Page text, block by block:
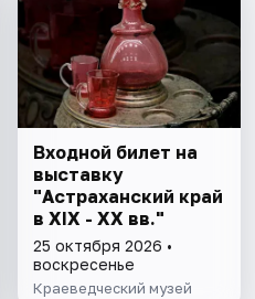
Входной билет на
выставку
"Астраханский край
в XIX - XX вв."
25 октября 2026 •
воскресенье
Краеведческий музей